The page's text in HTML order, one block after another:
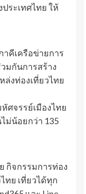
ระเทศไทย ให้
คีเครือข่ายการ
มกันการสร้าง
ล่งท่องเที่ยวไทย
ศจรรย์เมืองไทย
ม่น้อยกว่า 135
กิจกรรมการท่อง
ทย เที่ยวได้ทุก